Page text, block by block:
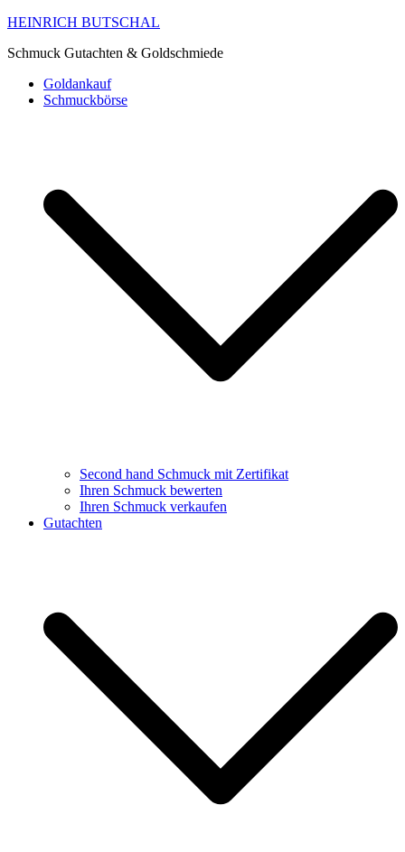
HEINRICH BUTSCHAL
Schmuck Gutachten & Goldschmiede
Goldankauf
Schmuckbörse
Second hand Schmuck mit Zertifikat
Ihren Schmuck bewerten
Ihren Schmuck verkaufen
Gutachten